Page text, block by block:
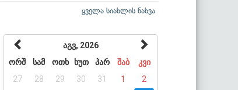
ყველა სიახლის ნახვა
აგვ, 2026
ორშ
სამ ოთხ ხუთ პარ შაბ
კვი
27
28 29 30 31 1
2